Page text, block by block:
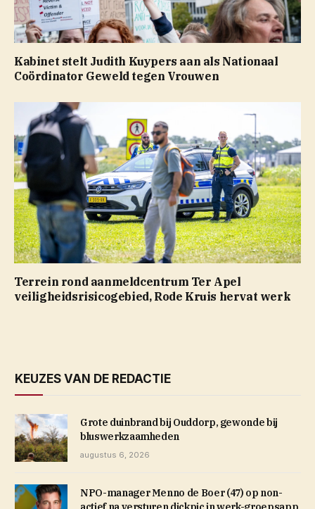
Kabinet stelt Judith Kuypers aan als Nationaal
Coördinator Geweld tegen Vrouwen
Terrein rond aanmeldcentrum Ter Apel
veiligheidsrisicogebied, Rode Kruis hervat werk
KEUZES VAN DE REDACTIE
Grote duinbrand bij Ouddorp, gewonde bij
bluswerkzaamheden
augustus 6, 2026
NPO-manager Menno de Boer (47) op non-